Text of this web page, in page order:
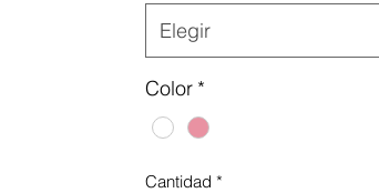
Elegir
Color *
Cantidad *